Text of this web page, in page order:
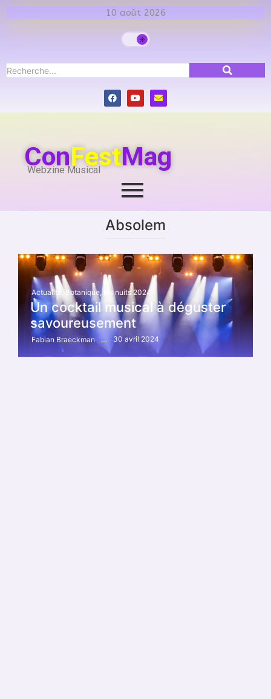
10 août 2026
ConFestMag
Webzine Musical
Absolem
Actualité Botanique, les nuits 2024
Un cocktail musical à déguster
savoureusement
Fabian Braeckman 30 avril 2024